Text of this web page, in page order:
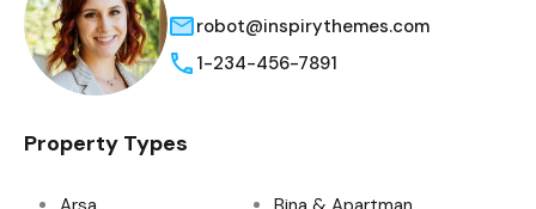
robot@inspirythemes.com
1-234-456-7891
Property Types